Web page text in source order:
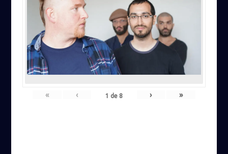
« ‹ 1 de 8 › »